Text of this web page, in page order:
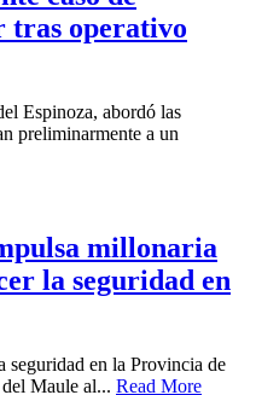
operativo
Espinoza, abordó las
preliminarmente a un
millonaria
la seguridad en
seguridad en la Provincia de
Maule al... Read More